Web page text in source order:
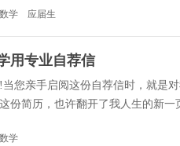
学 应届生
用专业自荐信
您亲手启阅这份自荐信时，就是
份简历，也许翻开了我人生的新一
学